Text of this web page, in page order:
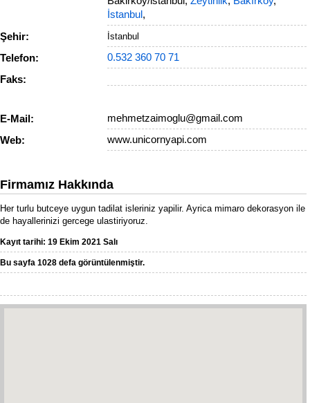
İstanbul,
Şehir:
İstanbul
Telefon:
0.532 360 70 71
Faks:
E-Mail:
mehmetzaimoglu@gmail.com
Web:
www.unicornyapi.com
Firmamız Hakkında
Her turlu butceye uygun tadilat isleriniz yapilir. Ayrica mimaro dekorasyon ile
de hayallerinizi gercege ulastiriyoruz.
Kayıt tarihi: 19 Ekim 2021 Salı
Bu sayfa 1028 defa görüntülenmiştir.